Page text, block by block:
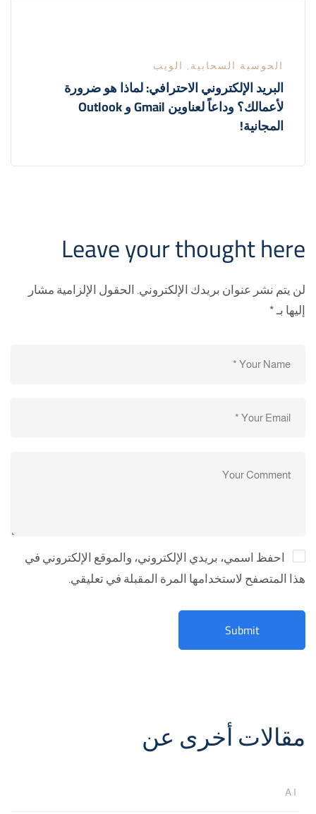
الحوسبة السحابية الويب
البريد الإلكتروني الاحترافي: لماذا هو ضرورة
لأعمالك؟ وداعاً لعناوين Gmail و Outlook
المجانية!
Leave your thought here
لن يتم نشر عنوان بريدك الإلكتروني. الحقول الإلزامية مشار
إليها بـ *
احفظ اسمي، بريدي الإلكتروني، والموقع الإلكتروني في
هذا المتصفح لاستخدامها المرة المقبلة في تعليقي.
مقالات أخرى عن
AI